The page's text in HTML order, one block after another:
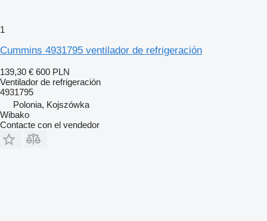
1
Cummins 4931795 ventilador de refrigeración
139,30 € 600 PLN
Ventilador de refrigeración
4931795
Polonia, Kojszówka
Wibako
Contacte con el vendedor